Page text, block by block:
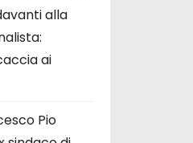
alla
ai
Pio